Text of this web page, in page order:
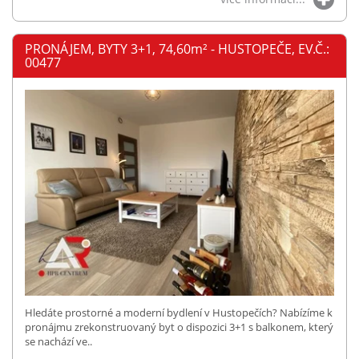
PRONÁJEM, BYTY 3+1, 74,60m² - HUSTOPEČE, EV.Č.:
00477
Hledáte prostorné a moderní bydlení v Hustopečích? Nabízíme k
pronájmu zrekonstruovaný byt o dispozici 3+1 s balkonem, který
se nachází ve..